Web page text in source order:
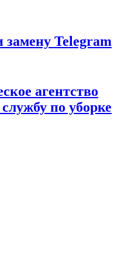
замену Telegram
агентство
по уборке